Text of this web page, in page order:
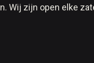
zijn open elke